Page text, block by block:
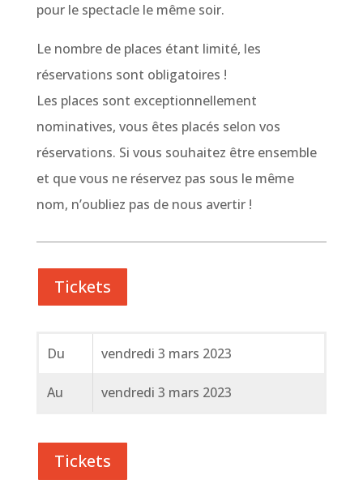
pour le spectacle le même soir.
Le nombre de places étant limité, les
réservations sont obligatoires !
Les places sont exceptionnellement
nominatives, vous êtes placés selon vos
réservations. Si vous souhaitez être ensemble
et que vous ne réservez pas sous le même
nom, n’oubliez pas de nous avertir !
Tickets
Du vendredi 3 mars 2023
Au vendredi 3 mars 2023
Tickets